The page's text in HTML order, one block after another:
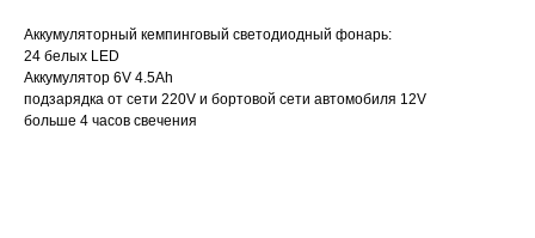
Аккумуляторный кемпинговый светодиодный фонарь:
24 белых LED
Аккумулятор 6V 4.5Ah
подзарядка от сети 220V и бортовой сети автомобиля 12V
больше 4 часов свечения